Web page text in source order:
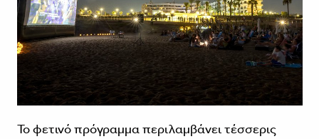
Το φετινό πρόγραμμα περιλαμβάνει τέσσερις